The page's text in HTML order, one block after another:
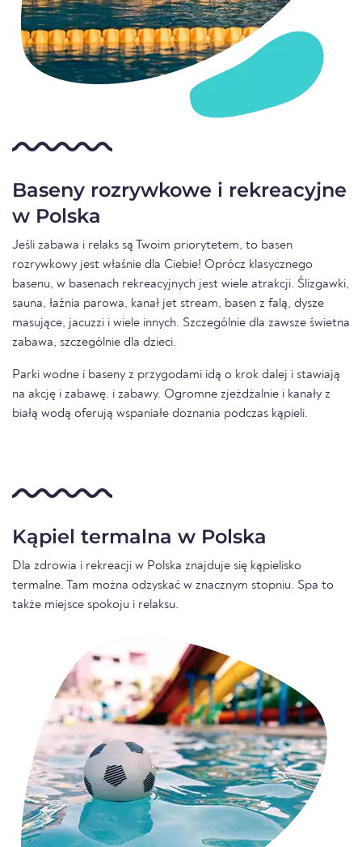
Baseny rozrywkowe i rekreacyjne
w Polska
Jeśli zabawa i relaks są Twoim priorytetem, to basen
rozrywkowy jest właśnie dla Ciebie! Oprócz klasycznego
basenu, w basenach rekreacyjnych jest wiele atrakcji. Ślizgawki,
sauna, łaźnia parowa, kanał jet stream, basen z falą, dysze
masujące, jacuzzi i wiele innych. Szczególnie dla zawsze świetna
zabawa, szczególnie dla dzieci.
Parki wodne i baseny z przygodami idą o krok dalej i stawiają
na akcję i zabawę. i zabawy. Ogromne zjeżdżalnie i kanały z
białą wodą oferują wspaniałe doznania podczas kąpieli.
Kąpiel termalna w Polska
Dla zdrowia i rekreacji w Polska znajduje się kąpielisko
termalne. Tam można odzyskać w znacznym stopniu. Spa to
także miejsce spokoju i relaksu.